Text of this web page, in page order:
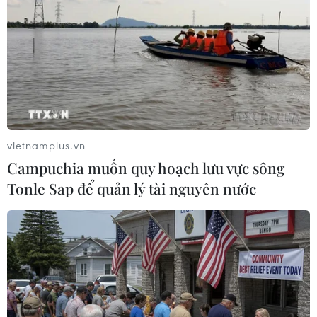
cứu nền kinh tế
15/06/2019 03:24
WB cho rằng nguyên nhân tăng trưởng kinh tế suy giảm
là do tốc độ tăng trưởng thương mại toàn cầu giảm
xuống mức thấp nhất kể từ khủng hoảng tài chính cách
đây 1 thập niên.
vietnamplus.vn
Campuchia muốn quy hoạch lưu vực sông
Tonle Sap để quản lý tài nguyên nước